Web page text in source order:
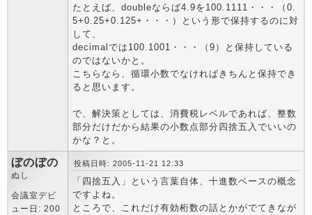
たとえば、doubleならば4.9を100.1111・・・（0.
5+0.25+0.125+・・・）という形で保持するのに対
して、
decimalでは100.1001・・・（9）と保持している
のではないかと。
こちらなら、循環小数でなければきちんと保持でき
ると思います。
で、解決策としては、消費税レベルであれば、整数
部分だけだから結果の小数点部分四捨五入でいいの
かな？と。
ぼのぼの
ぬし
会議室デビ
ュー日: 200
投稿日時: 2005-11-21 12:33
「四捨五入」という言葉自体、十進数ベースの概念
ですよね。
ところで、これだけ有効桁数の話とかがでてきなが